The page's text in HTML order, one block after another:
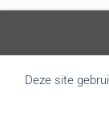
Deze site